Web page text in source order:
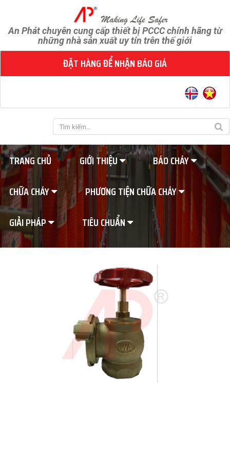
An Phát chuyên cung cấp thiết bị PCCC chính hãng từ
những nhà sản xuất uy tín trên thế giới
ĐẶT HÀNG ĐỂ NHẬN BÁO GIÁ
TRANG CHỦ GIỚI THIỆU
BÁO CHÁY
CHỮA CHÁY
PHƯƠNG TIỆN CHỮA CHÁY
GIẢI PHÁP
TIÊU CHUẨN